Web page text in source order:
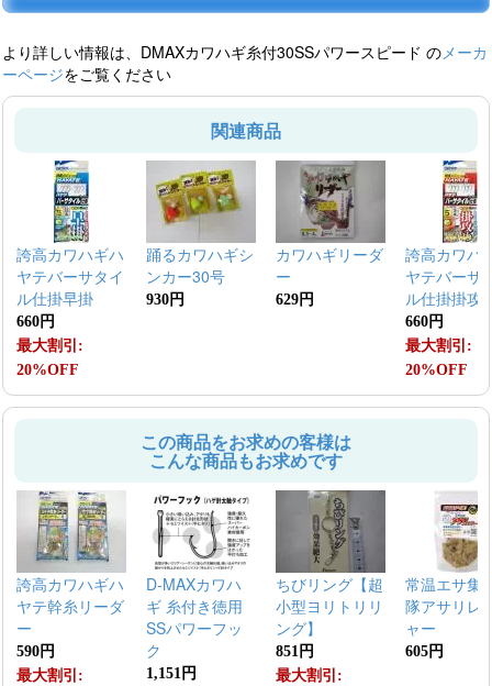
より詳しい情報は、DMAXカワハギ糸付30SSパワースピード の メーカ
ーページをご覧ください
関連商品
誇高カワハギハ
ヤテバーサタイ
ル仕掛早掛
660円
最大割引:
20%OFF
踊るカワハギシ
ンカー30号
930円
カワハギリーダ
ー
629円
誇高カワハ
ヤテバーサ
ル仕掛掛攻
660円
最大割引:
20%OFF
この商品をお求めの客様は
こんな商品もお求めです
誇高カワハギハ
ヤテ幹糸リーダ
ー
590円
最大割引:
D-MAXカワハ
ギ 糸付き徳用
SSパワーフッ
ク
1,151円
ちびリング【超
小型ヨリトリリ
ング】
851円
最大割引:
常温エサ集
隊アサリレ
ャー
605円